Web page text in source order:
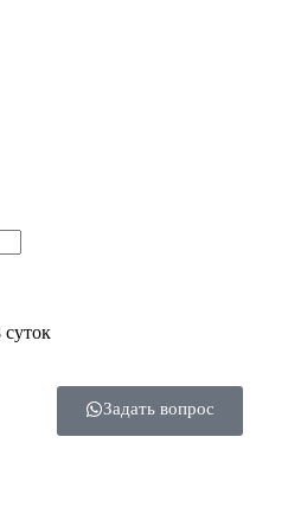
Задать вопрос